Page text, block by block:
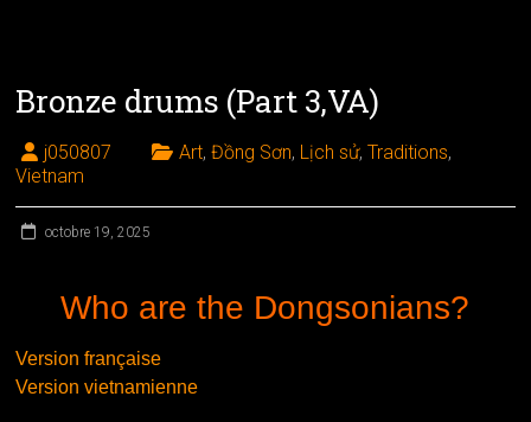
Bronze drums (Part 3,VA)
j050807 Art,Đồng Sơn, Lịch sử,Traditions,
Vietnam
octobre 19, 2025
Who are the Dongsonians?
Version française
Version vietnamienne